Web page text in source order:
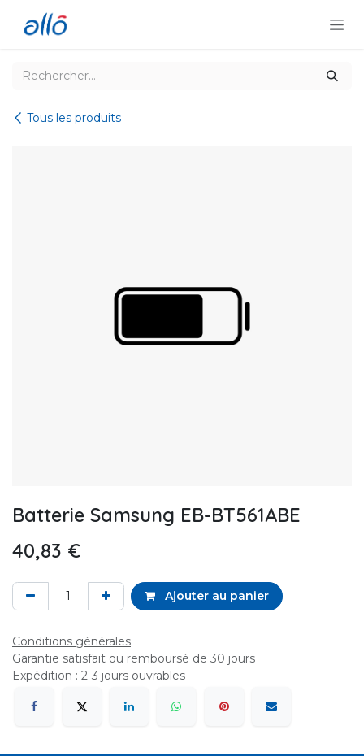
Tous les produits
Batterie Samsung EB-BT561ABE
40,83 €
Ajouter au panier
Conditions générales
Garantie satisfait ou remboursé de 30 jours
Expédition : 2-3 jours ouvrables